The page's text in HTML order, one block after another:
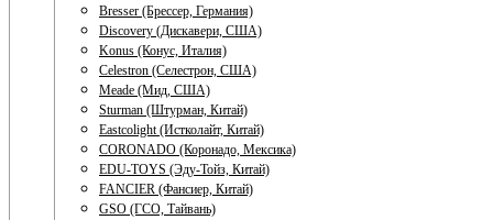
Bresser (Брессер, Германия)
Discovery (Дискавери, США)
Konus (Конус, Италия)
Celestron (Селестрон, США)
Meade (Мид, США)
Sturman (Штурман, Китай)
Eastcolight (Истколайт, Китай)
CORONADO (Коронадо, Мексика)
EDU-TOYS (Эду-Тойз, Китай)
FANCIER (Фансиер, Китай)
GSO (ГСО, Тайвань)